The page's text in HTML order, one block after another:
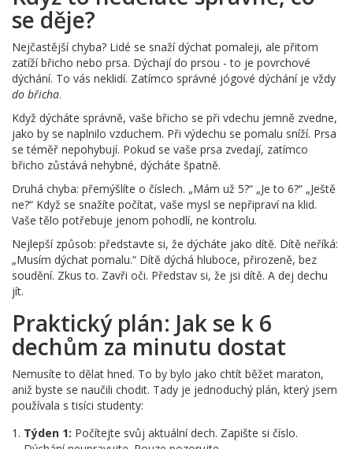
se děje?
Nejčastější chyba? Lidé se snaží dýchat pomaleji, ale přitom
zatíží břicho nebo prsa. Dýchají do prsou - to je povrchové
dýchání. To vás neklidí. Zatímco správné jógové dýchání je vždy
do břicha.
Když dýcháte správně, vaše břicho se při vdechu jemně zvedne,
jako by se naplnilo vzduchem. Při výdechu se pomalu sníží. Prsa
se téměř nepohybují. Pokud se vaše prsa zvedají, zatímco
břicho zůstává nehybné, dýcháte špatně.
Druhá chyba: přemýšlíte o číslech. „Mám už 5?“ „Je to 6?“ „Ještě
ne?“ Když se snažíte počítat, vaše mysl se nepřipraví na klid.
Vaše tělo potřebuje jenom pohodlí, ne kontrolu.
Nejlepší způsob: představte si, že dýcháte jako dítě. Dítě neříká:
„Musím dýchat pomalu.“ Dítě dýchá hluboce, přirozeně, bez
soudění. Zkus to. Zavři oči. Představ si, že jsi dítě. A dej dechu
jít.
Praktický plán: Jak se k 6
dechům za minutu dostat
Nemusíte to dělat hned. To by bylo jako chtít běžet maraton,
aniž byste se naučili chodit. Tady je jednoduchý plán, který jsem
používala s tisíci studenty:
Týden 1: Počítejte svůj aktuální dech. Zapište si číslo.